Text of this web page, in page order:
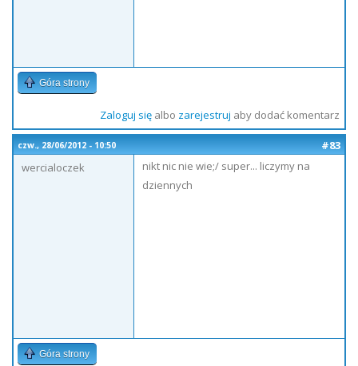
Góra strony
Zaloguj sięalbo zarejestruj aby dodać komentarz
czw., 28/06/2012 - 10:50
#83
wercialoczek
nikt nic nie wie;/ super... liczymy na
dziennych
Góra strony